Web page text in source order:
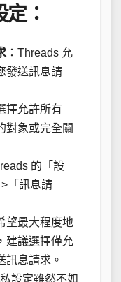
：
：Threads 允
發送訊息請
擇允許所有
對象或完全關
的「設
「訊息請
望最大程度地
建議選擇僅允
訊息請求。
設定雖然不如